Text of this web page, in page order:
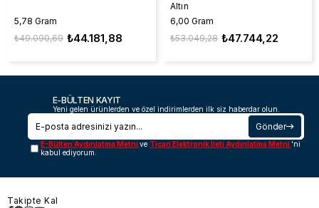
5,78 Gram
₺44.181,88
₺49.090,69
Altın
6,00 Gram
₺47.744,22
₺53.049,28
E-BÜLTEN KAYIT
Yeni gelen ürünlerden ve özel indirimlerden ilk siz haberdar olun.
Gönder
E-Bülten Aydınlatma Metnive Ticari Elektronik İleti Aydınlatma Metni 'ni
kabul ediyorum.
Takipte Kal